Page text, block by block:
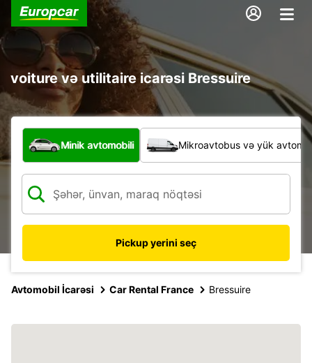
voiture və utilitaire icarəsi Bressuire
Hansı növ nəqliyyat vasitəsi?
Minik avtomobili Mikroavtobus və yük
Pickup yerini seç
Avtomobil İcarəsi Car Rental France Bressuire